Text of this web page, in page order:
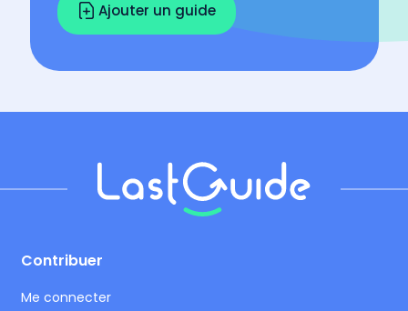
Ajouter un guide
Contribuer
Me connecter